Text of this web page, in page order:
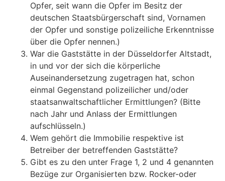
Opfer, seit wann die Opfer im Besitz der
deutschen Staatsbürgerschaft sind, Vornamen
der Opfer und sonstige polizeiliche Erkenntnisse
über die Opfer nennen.)
War die Gaststätte in der Düsseldorfer Altstadt,
in und vor der sich die körperliche
Auseinandersetzung zugetragen hat, schon
einmal Gegenstand polizeilicher und/oder
staatsanwaltschaftlicher Ermittlungen? (Bitte
nach Jahr und Anlass der Ermittlungen
aufschlüsseln.)
Wem gehört die Immobilie respektive ist
Betreiber der betreffenden Gaststätte?
Gibt es zu den unter Frage 1, 2 und 4 genannten
Bezüge zur Organisierten bzw. Rocker-oder